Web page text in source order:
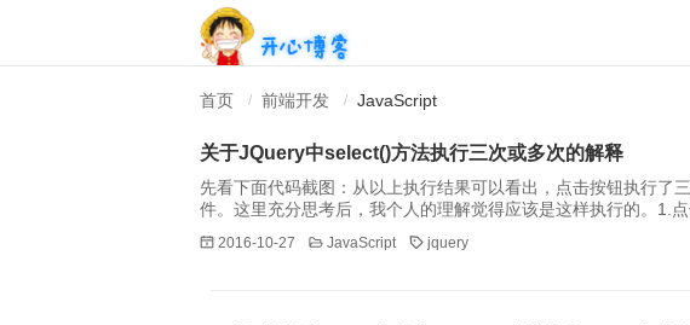
开心博客
首页 / 前端开发 / JavaScript
关于JQuery中select()方法执行三次或多次的解释
先看下面代码截图：从以上执行结果可以看出，点击按钮执行了
件。这里充分思考后，我个人的理解觉得应该是这样执行的。1.
发一次selec
2016-10-27 JavaScript jquery